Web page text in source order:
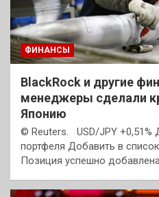
ФИНАНСЫ
BlackRock и другие
менеджеры сделали
Японию
© Reuters. USD/JPY +0,51%
портфеля Добавить в
Позиция успешно